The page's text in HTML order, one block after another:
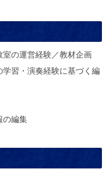
の運営経験／教材企画
習・演奏経験に基づく編
の編集